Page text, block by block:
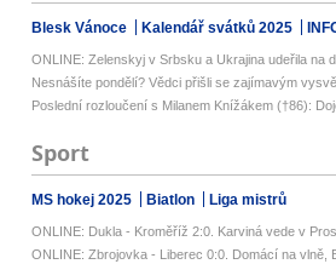
Blesk Vánoce Kalendář svátků 2025
ONLINE: Zelenskyj v Srbsku a Ukrajina udeřila na
Nesnášíte pondělí? Vědci přišli se zajímavým
Poslední rozloučení s Milanem Knížákem (†86):
Sport
MS hokej 2025 Biatlon Liga mistrů
ONLINE: Dukla - Kroměříž 2:0. Karviná vede v
ONLINE: Zbrojovka - Liberec 0:0. Domácí na vlně,